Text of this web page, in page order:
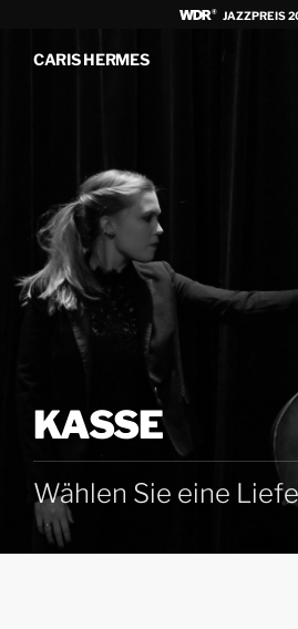
JAZZPREIS
CARIS HERMES
KASSE
Wählen Sie eine